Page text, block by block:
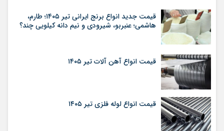
قیمت جدید انواع برنج ایرانی تیر ۱۴۰۵؛ طارم،
هاشمی؛ عنبربو، شیرودی و نیم دانه کیلویی چند؟
قیمت انواع آهن آلات تیر ۱۴۰۵
قیمت انواع لوله فلزی تیر ۱۴۰۵